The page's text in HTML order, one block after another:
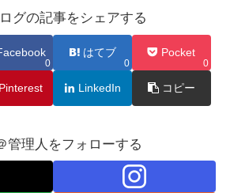
グの記事をシェアする
0
はてブ
0
Pocket
0
Pinterest LinkedIn コピー
管理人をフォローする